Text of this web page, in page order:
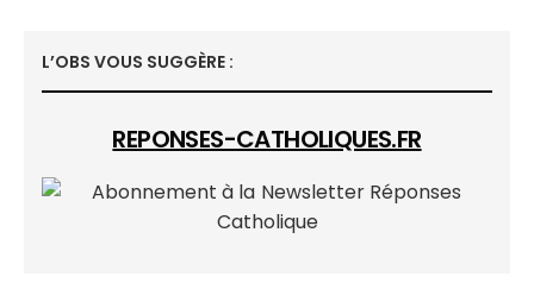
L’OBS VOUS SUGGÈRE :
REPONSES-CATHOLIQUES.FR